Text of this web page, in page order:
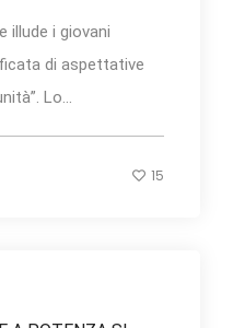
illude i giovani
di aspettative
Lo...
15